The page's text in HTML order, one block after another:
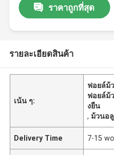
ราคาถูกที่สุด
รายละเอียดสินค้า
เน้น ๆ:
ฟอยล์ม้
ฟอยล์ม้
งยืน
, ม้วนอ
Delivery Time 7-15